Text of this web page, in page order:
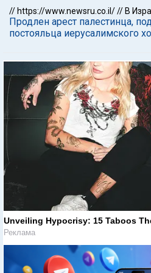
// https://www.newsru.co.il/// В
Продлен арест палестинца,
постояльца иерусалимского
Unveiling Hypocrisy: 15 Taboos
Реклама